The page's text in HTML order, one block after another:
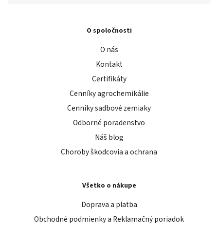
O spoločnosti
O nás
Kontakt
Certifikáty
Cenníky agrochemikálie
Cenníky sadbové zemiaky
Odborné poradenstvo
Náš blog
Choroby škodcovia a ochrana
Všetko o nákupe
Doprava a platba
Obchodné podmienky a Reklamačný poriadok